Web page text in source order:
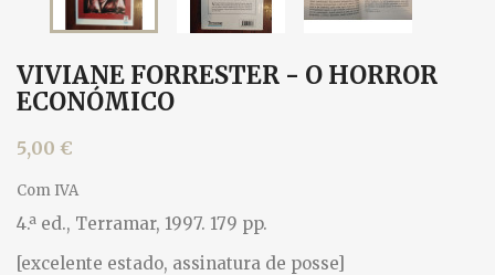
VIVIANE FORRESTER - O HORROR
ECONÓMICO
5,00 €
Com IVA
4.ª ed., Terramar, 1997. 179 pp.
[excelente estado, assinatura de posse]